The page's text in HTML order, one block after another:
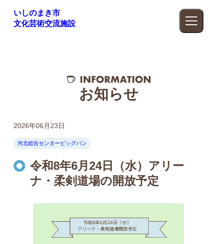
いしのまき市
文化芸術交流施設
お知らせ
2026年06月23日
河北総合センタービッグバン
令和8年6月24日（水）アリー
ナ・柔剣道場の開放予定